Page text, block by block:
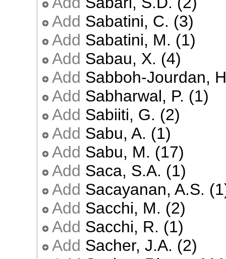
Add Sabatini, C. (3)
Add Sabatini, M. (1)
Add Sabau, X. (4)
Add Sabboh-Jourdan,
Add Sabharwal, P. (1)
Add Sabiiti, G. (2)
Add Sabu, A. (1)
Add Sabu, M. (17)
Add Saca, S.A. (1)
Add Sacayanan, A.S.
Add Sacchi, M. (2)
Add Sacchi, R. (1)
Add Sacher, J.A. (2)